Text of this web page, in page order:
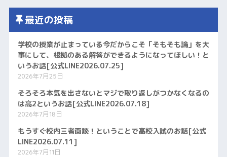
最近の投稿
学校の授業が止まっている今だからこそ「そもそも論」を大
事にして、根拠のある解答ができるようになってほしい！と
いうお話[公式LINE2026.07.25]
2026年7月25日
そろそろ本気を出さないとマジで取り返しがつかなくなるの
は高2というお話[公式LINE2026.07.18]
2026年7月18日
もうすぐ校内三者面談！ということで高校入試のお話[公式
LINE2026.07.11]
2026年7月11日